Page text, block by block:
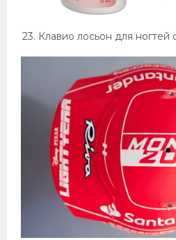
23. Клавио лосьон для ногтей